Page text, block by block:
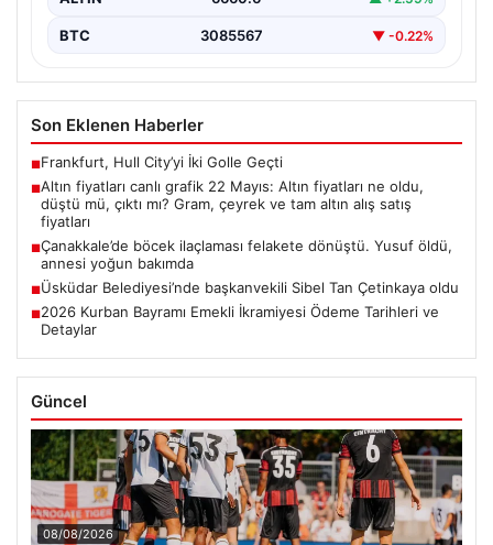
BTC 3085567 ▼ -0.22%
Son Eklenen Haberler
■Frankfurt, Hull City’yi İki Golle Geçti
■Altın fiyatları canlı grafik 22 Mayıs: Altın fiyatları ne oldu,
düştü mü, çıktı mı? Gram, çeyrek ve tam altın alış satış
fiyatları
■Çanakkale’de böcek ilaçlaması felakete dönüştü. Yusuf öldü,
annesi yoğun bakımda
■Üsküdar Belediyesi’nde başkanvekili Sibel Tan Çetinkaya oldu
■2026 Kurban Bayramı Emekli İkramiyesi Ödeme Tarihleri ve
Detaylar
Güncel
08/08/2026